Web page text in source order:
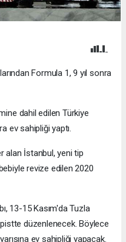
Formula 1, 9 yıl sonra
dahil edilen Türkiye
ev sahipliği yaptı.
alan İstanbul, yeni tip
revize edilen 2020
13-15 Kasım'da Tuzla
düzenlenecek. Böylece
ev sahipliği yapacak.